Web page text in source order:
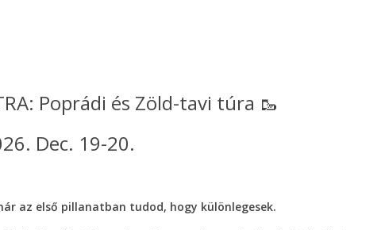
Poprádi és Zöld-tavi túra 🥾
Dec. 19-20.
az első pillanatban tudod, hogy különlegesek.